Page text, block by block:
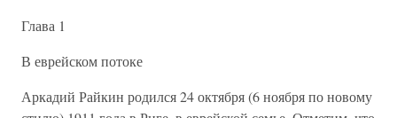
Глава 1
В еврейском потоке
Аркадий Райкин родился 24 октября (6 ноября по новому